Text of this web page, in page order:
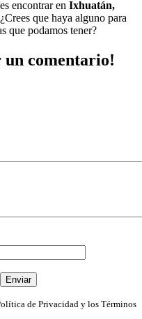
encontrar en Ixhuatán,
que haya alguno para
que podamos tener?
un comentario!
de Privacidad y los Términos